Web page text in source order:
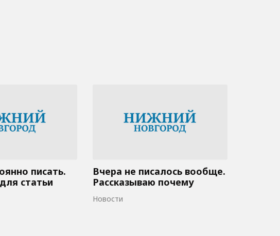
писать.
статьи
Вчера не писалось вообще.
Рассказываю почему
Новости